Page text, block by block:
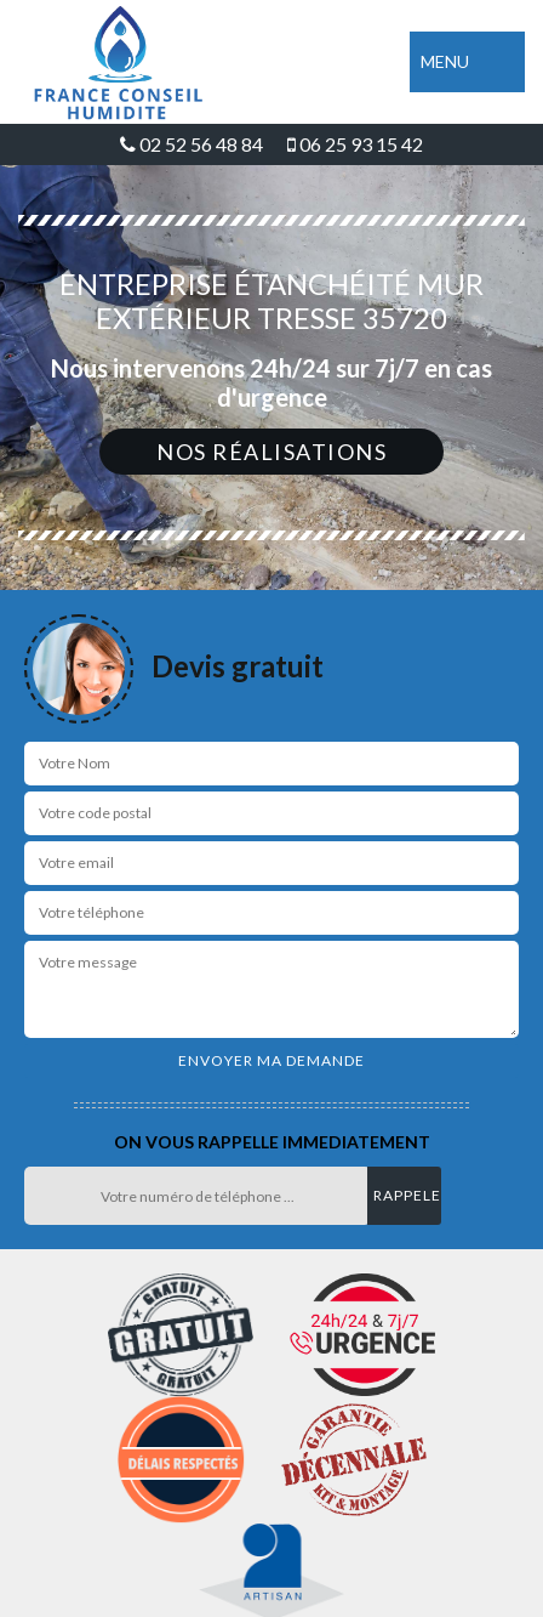
MENU
02 52 56 48 84 06 25 93 15 42
ENTREPRISE ÉTANCHÉITÉ MUR
EXTÉRIEUR TRESSE 35720
Nous intervenons 24h/24 sur 7j/7 en cas
d'urgence
NOS RÉALISATIONS
Devis gratuit
ON VOUS RAPPELLE IMMEDIATEMENT